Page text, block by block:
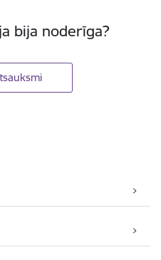
bija noderīga?